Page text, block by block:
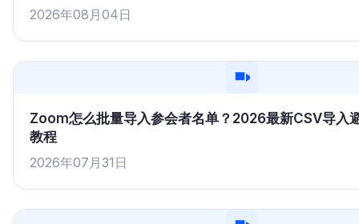
2026年08月04日
Zoom怎么批量导入参会者名单？2026最新CSV导入
教程
2026年07月31日